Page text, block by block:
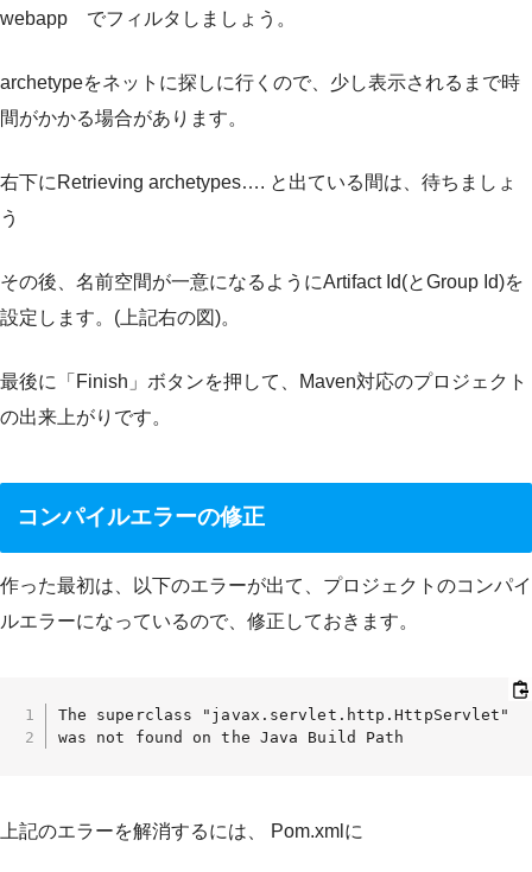
webapp でフィルタしましょう。
archetypeをネットに探しに行くので、少し表示されるまで時
間がかかる場合があります。
右下にRetrieving archetypes…. と出ている間は、待ちましょ
う
その後、名前空間が一意になるようにArtifact Id(とGroup Id)を
設定します。(上記右の図)。
最後に「Finish」ボタンを押して、Maven対応のプロジェクト
の出来上がりです。
コンパイルエラーの修正
作った最初は、以下のエラーが出て、プロジェクトのコンパイ
ルエラーになっているので、修正しておきます。
The superclass "javax.servlet.http.HttpServlet"
was not found on the Java Build Path
上記のエラーを解消するには、 Pom.xmlに